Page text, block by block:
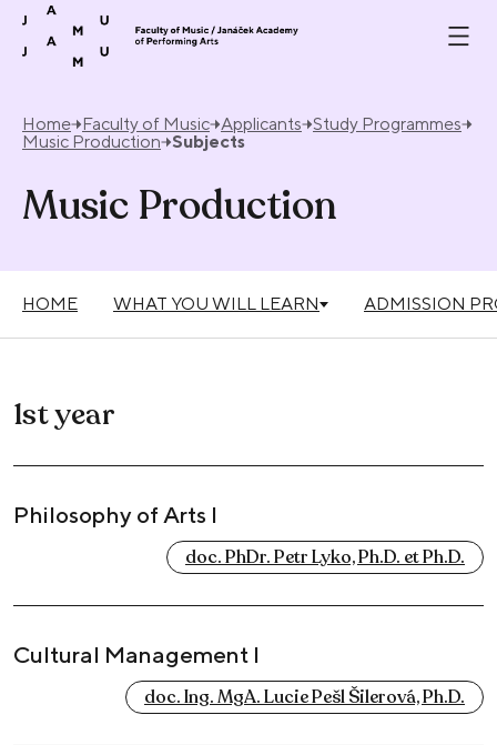
Skip to content
Home Faculty of Music Applicants Study Programmes
Music Production
Subjects
Music Production
HOME WHAT YOU WILL LEARN ADMISSION
1st year
Philosophy of Arts I
doc. PhDr. Petr Lyko, Ph.D. et Ph.D.
Cultural Management I
doc. Ing. MgA. Lucie Pešl Šilerová, Ph.D.